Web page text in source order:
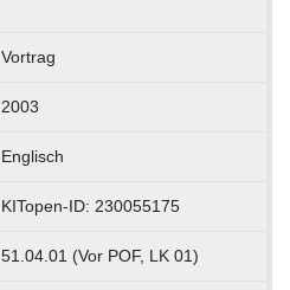
Vortrag
2003
Englisch
KITopen-ID: 230055175
51.04.01 (Vor POF, LK 01)